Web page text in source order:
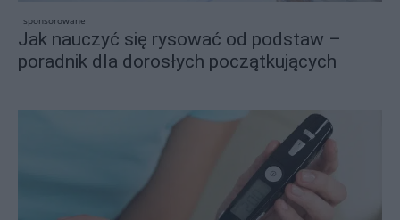
sponsorowane
Jak nauczyć się rysować od podstaw –
poradnik dla dorosłych początkujących